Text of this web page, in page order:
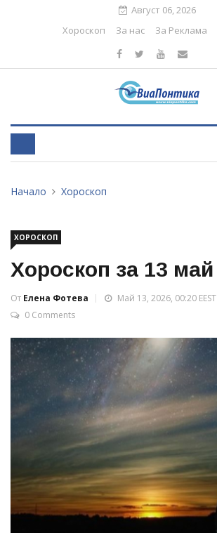
Август 06, 2026
Хороскоп
За нас За Реклама
Начало Хороскоп
ХОРОСКОП
Хороскоп за 13 май
От Елена Фотева
Май 13, 2026, 00:20 EEST
0 Comments